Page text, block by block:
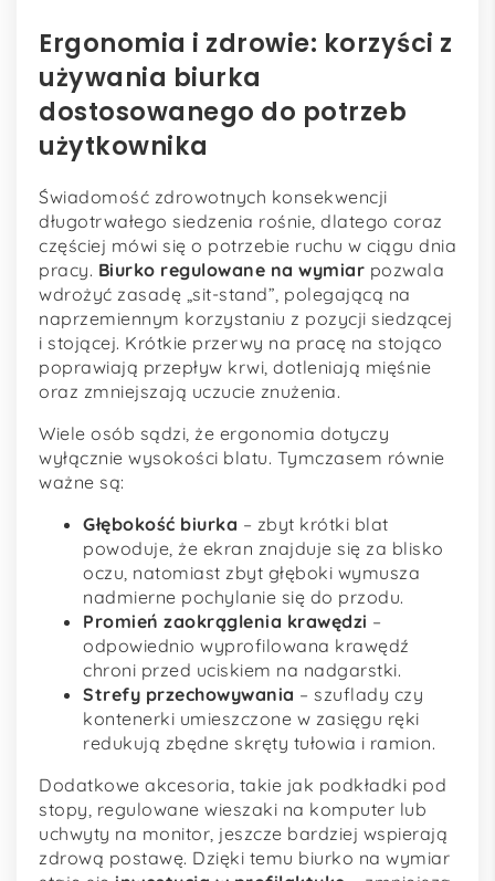
Ergonomia i zdrowie: korzyści z
używania biurka
dostosowanego do potrzeb
użytkownika
Świadomość zdrowotnych konsekwencji
długotrwałego siedzenia rośnie, dlatego coraz
częściej mówi się o potrzebie ruchu w ciągu dnia
pracy. Biurko regulowane na wymiar pozwala
wdrożyć zasadę „sit-stand”, polegającą na
naprzemiennym korzystaniu z pozycji siedzącej
i stojącej. Krótkie przerwy na pracę na stojąco
poprawiają przepływ krwi, dotleniają mięśnie
oraz zmniejszają uczucie znużenia.
Wiele osób sądzi, że ergonomia dotyczy
wyłącznie wysokości blatu. Tymczasem równie
ważne są:
Głębokość biurka – zbyt krótki blat
powoduje, że ekran znajduje się za blisko
oczu, natomiast zbyt głęboki wymusza
nadmierne pochylanie się do przodu.
Promień zaokrąglenia krawędzi –
odpowiednio wyprofilowana krawędź
chroni przed uciskiem na nadgarstki.
Strefy przechowywania – szuflady czy
kontenerki umieszczone w zasięgu ręki
redukują zbędne skręty tułowia i ramion.
Dodatkowe akcesoria, takie jak podkładki pod
stopy, regulowane wieszaki na komputer lub
uchwyty na monitor, jeszcze bardziej wspierają
zdrową postawę. Dzięki temu biurko na wymiar